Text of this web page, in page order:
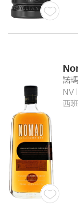
諾
NV
西